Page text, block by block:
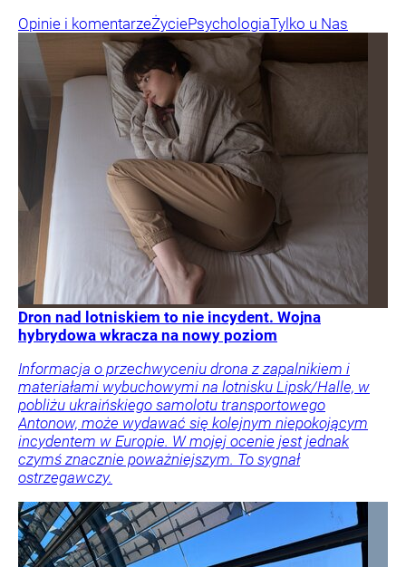
Opinie i komentarzeŻyciePsychologiaTylko u Nas
Dron nad lotniskiem to nie incydent. Wojna
hybrydowa wkracza na nowy poziom
Informacja o przechwyceniu drona z zapalnikiem i
materiałami wybuchowymi na lotnisku Lipsk/Halle, w
pobliżu ukraińskiego samolotu transportowego
Antonow, może wydawać się kolejnym niepokojącym
incydentem w Europie. W mojej ocenie jest jednak
czymś znacznie poważniejszym. To sygnał
ostrzegawczy.